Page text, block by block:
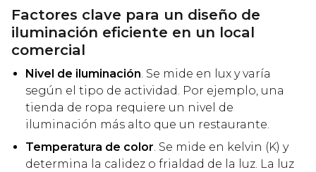
Factores clave para un diseño de
iluminación eficiente en un local
comercial
Nivel de iluminación. Se mide en lux y varía
según el tipo de actividad. Por ejemplo, una
tienda de ropa requiere un nivel de
iluminación más alto que un restaurante.
Temperatura de color. Se mide en kelvin (K) y
determina la calidez o frialdad de la luz. La luz